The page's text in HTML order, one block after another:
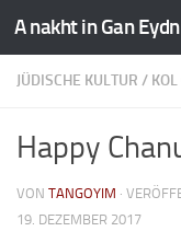
A nakht in Gan Eydn
JÜDISCHE KULTUR / KOL
Happy
VON TANGOYIM ·
19. DEZEMBER 2017